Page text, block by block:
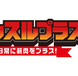
FMラジオ番組「
介さ…